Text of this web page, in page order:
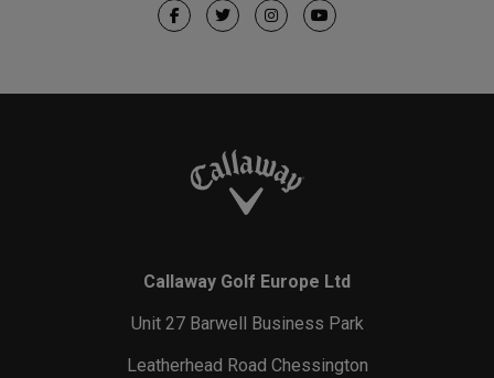
Callaway Golf Europe Ltd
Unit 27 Barwell Business Park
Leatherhead Road Chessington